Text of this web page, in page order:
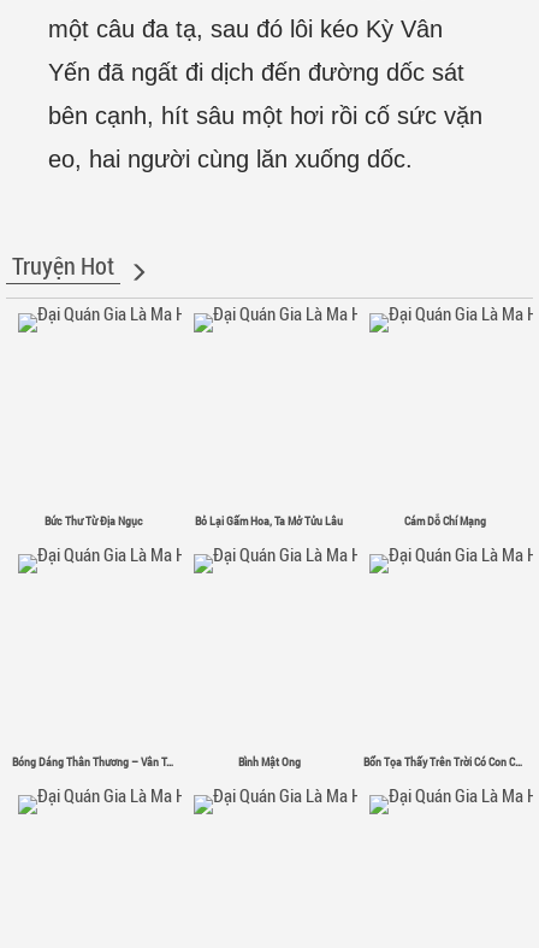
một câu đa tạ, sau đó lôi kéo Kỳ Vân
Yến đã ngất đi dịch đến đường dốc sát
bên cạnh, hít sâu một hơi rồi cố sức vặn
eo, hai người cùng lăn xuống dốc.
Truyện Hot
Bức Thư Từ Địa Ngục Bỏ Lại Gấm Hoa, Ta Mở Tửu Lâu Cám Dỗ Chí Mạng
Bóng Dáng Thân Thương – Vân Tân Bình Mật Ong Bổn Tọa Thấy Trên Trời Có Con Chim Sắt Σ( ゜- ゜)